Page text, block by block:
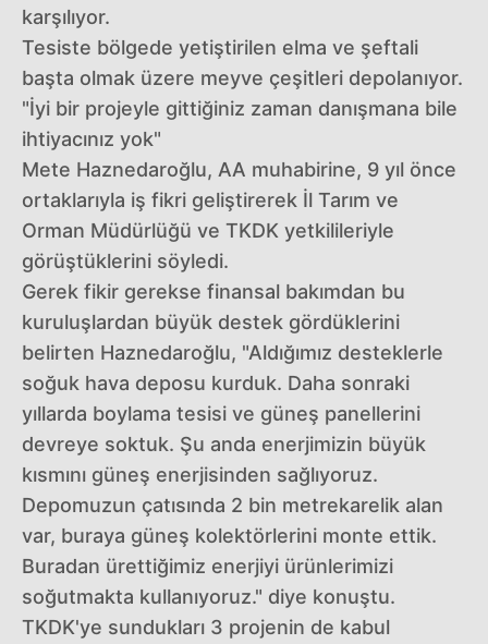
karşılıyor.
Tesiste bölgede yetiştirilen elma ve şeftali
başta olmak üzere meyve çeşitleri depolanıyor.
"İyi bir projeyle gittiğiniz zaman danışmana bile
ihtiyacınız yok"
Mete Haznedaroğlu, AA muhabirine, 9 yıl önce
ortaklarıyla iş fikri geliştirerek İl Tarım ve
Orman Müdürlüğü ve TKDK yetkilileriyle
görüştüklerini söyledi.
Gerek fikir gerekse finansal bakımdan bu
kuruluşlardan büyük destek gördüklerini
belirten Haznedaroğlu, "Aldığımız desteklerle
soğuk hava deposu kurduk. Daha sonraki
yıllarda boylama tesisi ve güneş panellerini
devreye soktuk. Şu anda enerjimizin büyük
kısmını güneş enerjisinden sağlıyoruz.
Depomuzun çatısında 2 bin metrekarelik alan
var, buraya güneş kolektörlerini monte ettik.
Buradan ürettiğimiz enerjiyi ürünlerimizi
soğutmakta kullanıyoruz." diye konuştu.
TKDK'ye sundukları 3 projenin de kabul